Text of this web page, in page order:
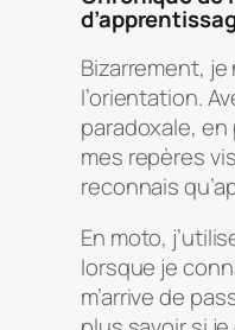
Bizarrement, je
l’orientation.
paradoxale, en
mes repères
reconnais
En moto,
lorsque je
m’arrive de